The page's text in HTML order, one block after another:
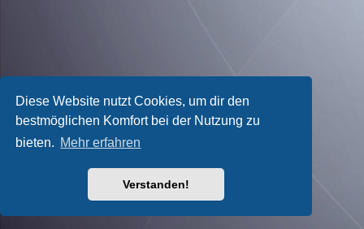
Diese Website nutzt Cookies, um dir den
bestmöglichen Komfort bei der Nutzung zu
bieten. Mehr erfahren
Verstanden!